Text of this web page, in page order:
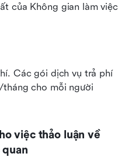
của Không gian làm việc
Các gói dịch vụ trả phí
cho mỗi người
việc thảo luận về